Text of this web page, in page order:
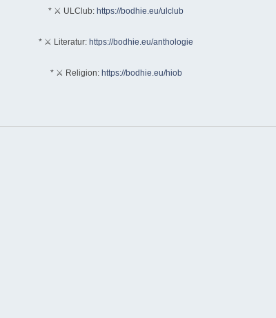
* ⚔ ULClub: https://bodhie.eu/ulclub
* ⚔ Literatur: https://bodhie.eu/anthologie
* ⚔ Religion: https://bodhie.eu/hiob